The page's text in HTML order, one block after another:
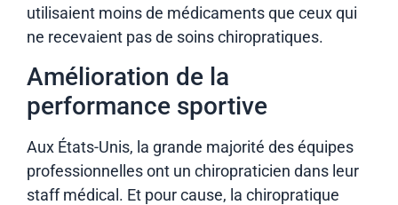
utilisaient moins de médicaments que ceux qui
ne recevaient pas de soins chiropratiques.
Amélioration de la
performance sportive
Aux États-Unis, la grande majorité des équipes
professionnelles ont un chiropraticien dans leur
staff médical. Et pour cause, la chiropratique